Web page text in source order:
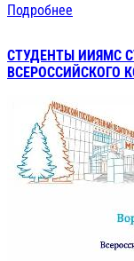
Подробнее
СТУДЕНТЫ ИИЯМС
ВСЕРОССИЙСКОГО